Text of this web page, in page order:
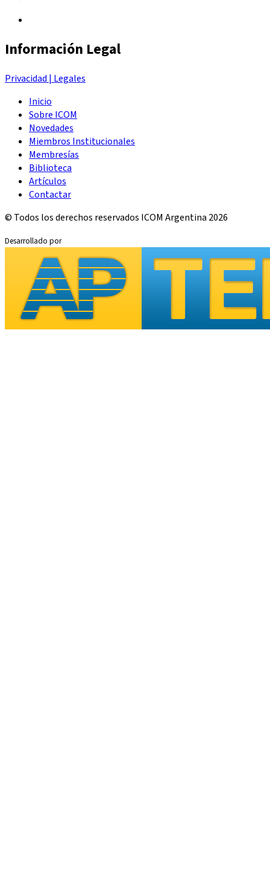
Información Legal
Privacidad | Legales
Inicio
Sobre ICOM
Novedades
Miembros Institucionales
Membresías
Biblioteca
Artículos
Contactar
© Todos los derechos reservados ICOM Argentina 2026
Desarrollado por